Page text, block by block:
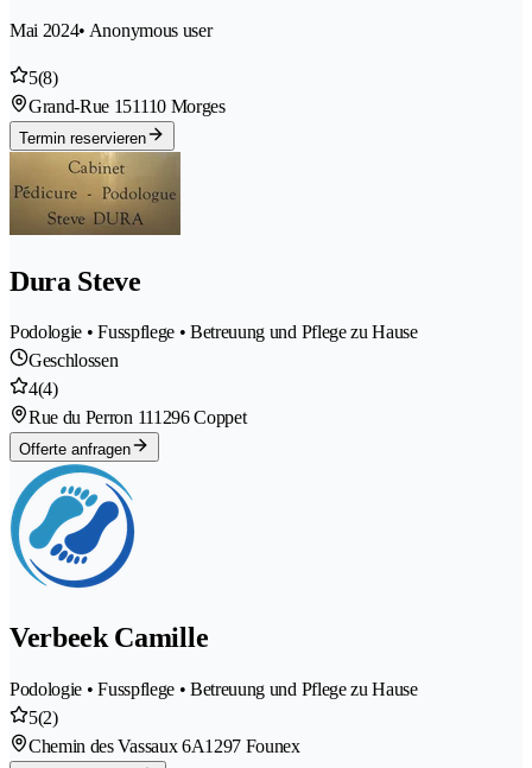
Mai 2024• Anonymous user
5(8)
Grand-Rue 151110 Morges
Termin reservieren
Dura Steve
Podologie • Fusspflege • Betreuung und Pflege zu Hause
Geschlossen
4(4)
Rue du Perron 111296 Coppet
Offerte anfragen
Verbeek Camille
Podologie • Fusspflege • Betreuung und Pflege zu Hause
5(2)
Chemin des Vassaux 6A1297 Founex